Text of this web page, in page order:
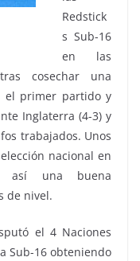
Redstick
s Sub-16
en las
cosechar una
el primer partido y
Inglaterra (4-3) y
trabajados. Unos
nacional en
así una buena
de nivel.
el 4 Naciones
Sub-16 obteniendo